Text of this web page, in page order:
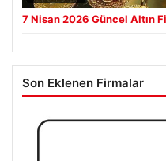
7 Nisan 2026 Güncel Altın
Son Eklenen Firmalar